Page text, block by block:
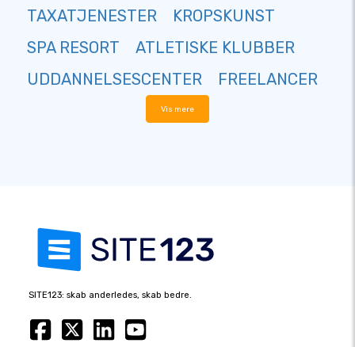
TAXATJENESTER
KROPSKUNST
SPA RESORT
ATLETISKE KLUBBER
UDDANNELSESCENTER
FREELANCER
Vis mere
SITE123: skab anderledes, skab bedre.